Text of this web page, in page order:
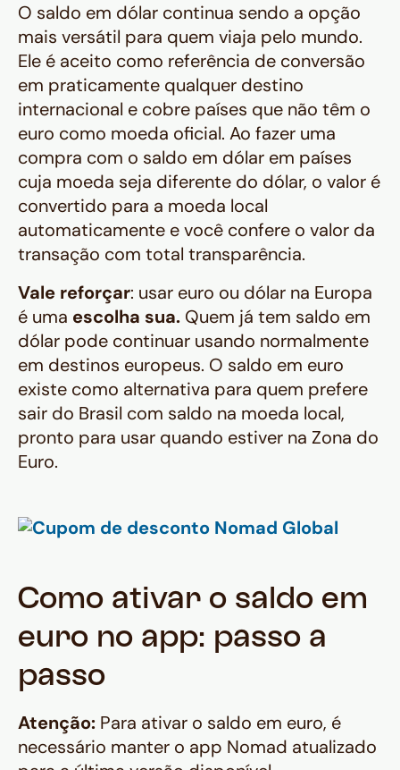
O saldo em dólar continua sendo a opção
mais versátil para quem viaja pelo mundo.
Ele é aceito como referência de conversão
em praticamente qualquer destino
internacional e cobre países que não têm o
euro como moeda oficial. Ao fazer uma
compra com o saldo em dólar em países
cuja moeda seja diferente do dólar, o valor é
convertido para a moeda local
automaticamente e você confere o valor da
transação com total transparência.
Vale reforçar: usar euro ou dólar na Europa
é uma escolha sua. Quem já tem saldo em
dólar pode continuar usando normalmente
em destinos europeus. O saldo em euro
existe como alternativa para quem prefere
sair do Brasil com saldo na moeda local,
pronto para usar quando estiver na Zona do
Euro.
Como ativar o saldo em
euro no app: passo a
passo
Atenção: Para ativar o saldo em euro, é
necessário manter o app Nomad atualizado